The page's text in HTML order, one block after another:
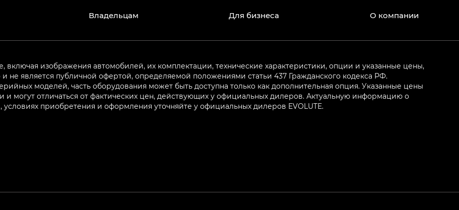
Владельцам Для бизнеса О компании
включая изображения автомобилей, их комплектации, технические характеристики, опции и указанные цены,
не является публичной офертой, определяемой положениями статьи 437 Гражданского кодекса РФ.
моделей, часть оборудования может быть доступна только как дополнительная опция. Указанные цены
могут отличаться от фактических цен, действующих у официальных дилеров. Актуальную информацию о
приобретения и оформления уточняйте у официальных дилеров EVOLUTE.